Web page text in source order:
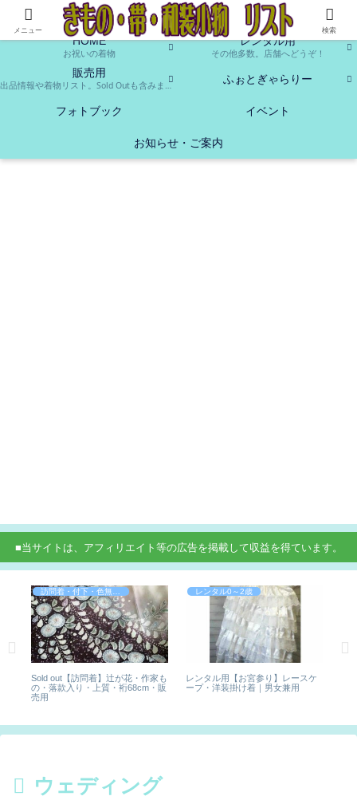
お貸し出し、販売致します。中古ですが、よろしかったらお使いください♪
HOME
お祝いの着物
レンタル用
その他多数。店舗へどうぞ！
販売用
出品情報や着物リスト。Sold Outも含みます。 ふぉとぎゃらりー
フォトブック イベント
お知らせ・ご案内
■当サイトは、アフィリエイト等の広告を掲載して収益を得ています。
Sold out【訪問着】辻が花・作家も
の・落款入り・上質・裄68cm・販
売用
レンタル0～2歳
レンタル用【お宮参り】レースケ
ープ・洋装掛け着｜男女兼用
ウェディング
メニュー 検索